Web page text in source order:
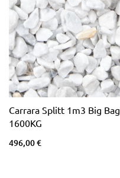
Carrara Splitt 1m3 Big Bag
1600KG
496,00 €